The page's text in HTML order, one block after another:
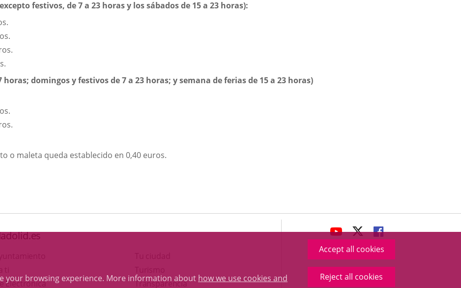
your browsing experience. More information about how we use cookies and
Accept all cookies
Reject all cookies
festivos, de 7 a 23 horas y los sábados de 15 a 23 horas):
horas; domingos y festivos de 7 a 23 horas; y semana de ferias de 15 a 23 horas)
o maleta queda establecido en 0,40 euros.
link
ElectrónicaLink Transparencia
avaHeaderSocial
LINK
TO
EXTERNAL
APPLICATION.
LINK
TO
EXTERNAL
APPLICATION.
LINK
TO
EXTERNAL
APPLICATION.